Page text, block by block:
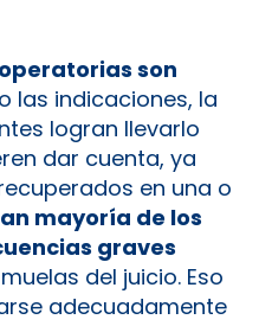
son
las indicaciones, la
logran llevarlo
dar cuenta, ya
en una o
mayoría de los
graves
del juicio. Eso
adecuadamente